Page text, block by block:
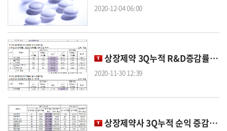
2020-12-04 06:00
상장제약 3Q누적 R&D증감률 톱5 '서울 한국유니온 대화 유유 일양'
2020-11-30 12:39
상장제약사 3Q누적 순익 증감률 톱5 '고려 동화 서울 GC녹십자 유한'